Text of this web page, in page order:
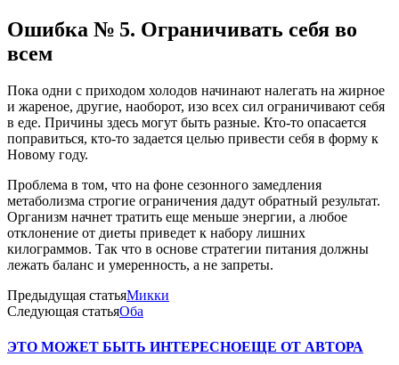
Ошибка № 5. Ограничивать себя во
всем
Пока одни с приходом холодов начинают налегать на жирное
и жареное, другие, наоборот, изо всех сил ограничивают себя
в еде. Причины здесь могут быть разные. Кто-то опасается
поправиться, кто-то задается целью привести себя в форму к
Новому году.
Проблема в том, что на фоне сезонного замедления
метаболизма строгие ограничения дадут обратный результат.
Организм начнет тратить еще меньше энергии, а любое
отклонение от диеты приведет к набору лишних
килограммов. Так что в основе стратегии питания должны
лежать баланс и умеренность, а не запреты.
Предыдущая статьяМикки
Следующая статьяОба
ЭТО МОЖЕТ БЫТЬ ИНТЕРЕСНОЕЩЕ ОТ АВТОРА